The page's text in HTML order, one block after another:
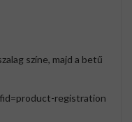
színe, majd a betű
registration